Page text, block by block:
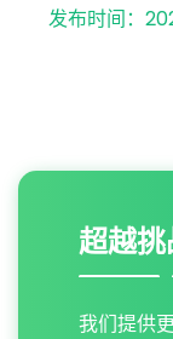
发布时间：
超越
我们提供